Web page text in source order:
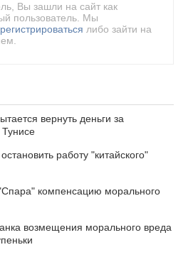
Вы зашли на сайт как
пользователь. Мы
либо зайти на
вернуть деньги за
работу "китайского"
компенсацию морального
возмещения морального вреда